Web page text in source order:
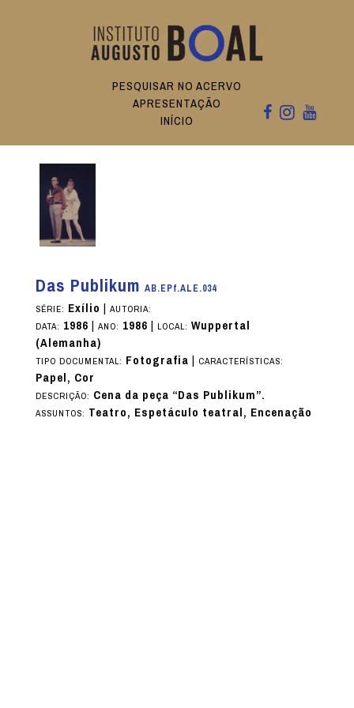
PESQUISAR NO ACERVO
APRESENTAÇÃO
INÍCIO
Das Publikum AB.EPf.ALE.034
SÉRIE: Exílio | AUTORIA:
DATA: 1986| ANO: 1986| LOCAL: Wuppertal
(Alemanha)
TIPO DOCUMENTAL: Fotografia| CARACTERÍSTICAS:
Papel, Cor
DESCRIÇÃO: Cena da peça “Das Publikum”.
ASSUNTOS: Teatro, Espetáculo teatral, Encenação